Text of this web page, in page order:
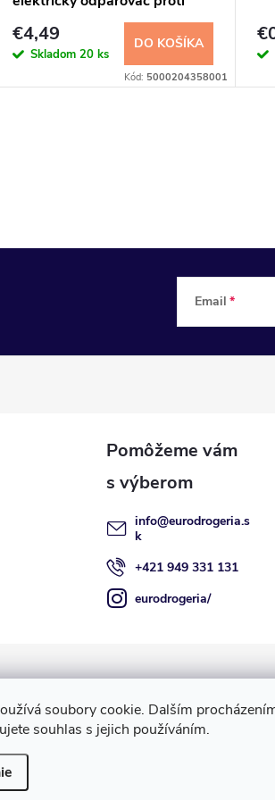
lepšie služby.
soubory cookie. Dalším
souhlas s jejich používáním.
komárom 30ks
€4,49
Skladom 20 ks
DO KOŠÍKA
Kód: 5000204358001
Email
info@eurodrogeria.s
k
+421 949 331 131
eurodrogeria/
cookies